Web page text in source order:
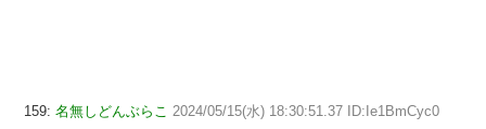
159: 名無しどんぶらこ 2024/05/15(水) 18:30:51.37 ID:Ie1BmCyc0